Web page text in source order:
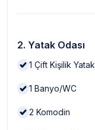
2. Yatak Odası
1 Çift Kişilik Yatak
1 Banyo/WC
2 Komodin